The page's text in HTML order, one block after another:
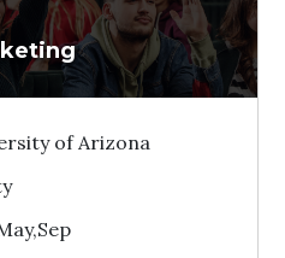
Tham vấn Interlink
of Arizona